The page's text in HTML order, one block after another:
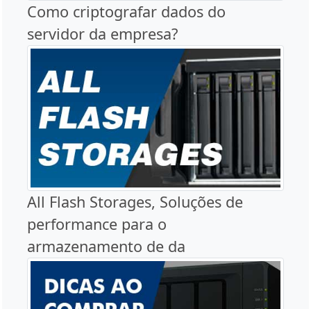
Como criptografar dados do
servidor da empresa?
All Flash Storages, Soluções de
performance para o
armazenamento de da